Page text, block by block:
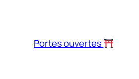
Portes ouvertes